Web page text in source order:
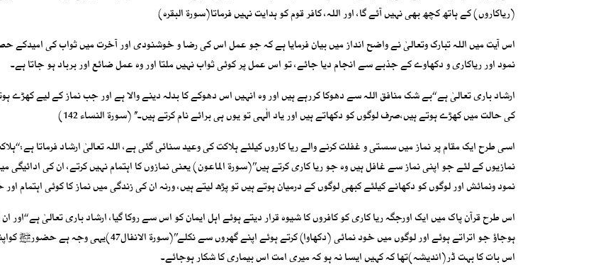
(ریاکاروں) کے ہاتھ کچھ بھی نہیں آئے گا، اور اللہ، کافر قوم کو ہدایت نہیں فرماتا(سورۃ البقرہ)
اس آیت میں اللہ تبارک وتعالیٰ نے واضح انداز میں بیان فرمایا ہے کہ جو عمل اس کی رضا و خوشنودی اور آخرت میں ثواب کی امیدکے
نمود اور ریاکاری و دکھاوے کے جذبے سے انجام دیا جائے، تو اس عمل پر کوئی ثواب نہیں ملتا اور وہ عمل ضائع اور برباد ہو جاتا ہے۔
ارشاد باری تعالیٰ ہے ‘‘بے شک منافق اللہ سے دھوکا کررہے ہیں اور وہ انہیں اس دھوکے کا بدلہ دینے والا ہے اور جب نماز کے لیے کھڑے
کی حالت میں کھڑے ہوتے ہیں،صرف لوگوں کو دکھاتے ہیں اور یاد الٰہی تو یوں ہی برائے نام کرتے ہیں۔’’ (سورۃ النساء 142)
اسی طرح ایک مقام پر نماز میں سستی و غفلت کرنے والے ریا کاروں کیلئے ہلاکت کی وعید سنائی گئی ہے، اللہ تعالیٰ ارشاد فرماتا ہے:
نمازیوں کے لئے جو اپنی نماز سے غافل ہیں وہ جو ریا کاری کرتے ہیں’’(سورۃ الماعون) یعنی نمازوں کا اہتمام نہیں کرتے، ان کی ادائیگی
نمود ونمائش اور لوگوں کو دکھانے کیلئے کبھی لوگوں کے درمیان ہوتے ہیں تو پڑھ لیتے ہیں، ورنہ ان کی زندگی میں نماز کا کوئی اہتمام
اس طرح قرآن پاک میں ایک اورجگہ ریا کاری کو کافروں کا شیوہ قرار دیتے ہوئے اہل ایمان کو اس سے روکا گیا، ارشاد باری تعالیٰ ہے ‘‘اور
ہوجاؤ جو اتراتے ہوئے اور لوگوں میں خود نمائی (دکھاوا) کرتے ہوئے اپنے گھروں سے
اس بات کا بہت ڈر(اندیشہ)تھا کہ کہیں ایسا نہ ہو کہ میری امت اس بیماری کا شکار ہوجائے۔